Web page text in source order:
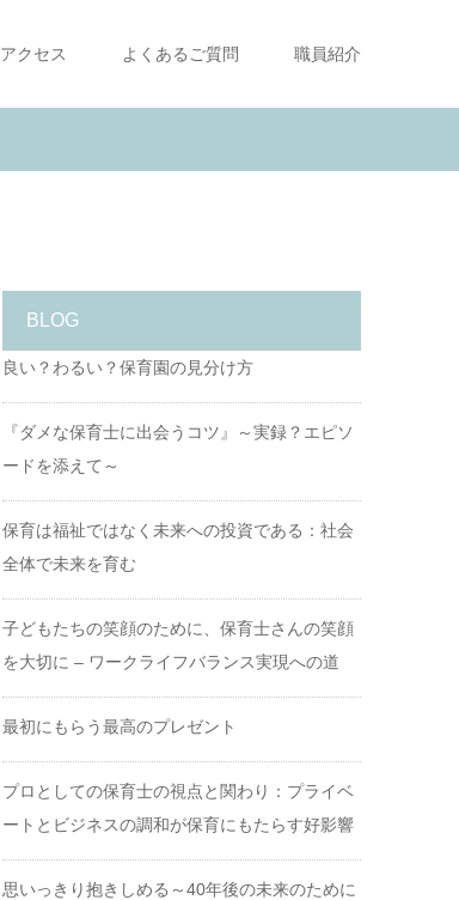
アクセス よくあるご質問 職員紹介
BLOG
良い？わるい？保育園の見分け方
『ダメな保育士に出会うコツ』～実録？エピソ
ードを添えて～
保育は福祉ではなく未来への投資である：社会
全体で未来を育む
子どもたちの笑顔のために、保育士さんの笑顔
を大切に – ワークライフバランス実現への道
最初にもらう最高のプレゼント
プロとしての保育士の視点と関わり：プライベ
ートとビジネスの調和が保育にもたらす好影響
思いっきり抱きしめる～40年後の未来のために